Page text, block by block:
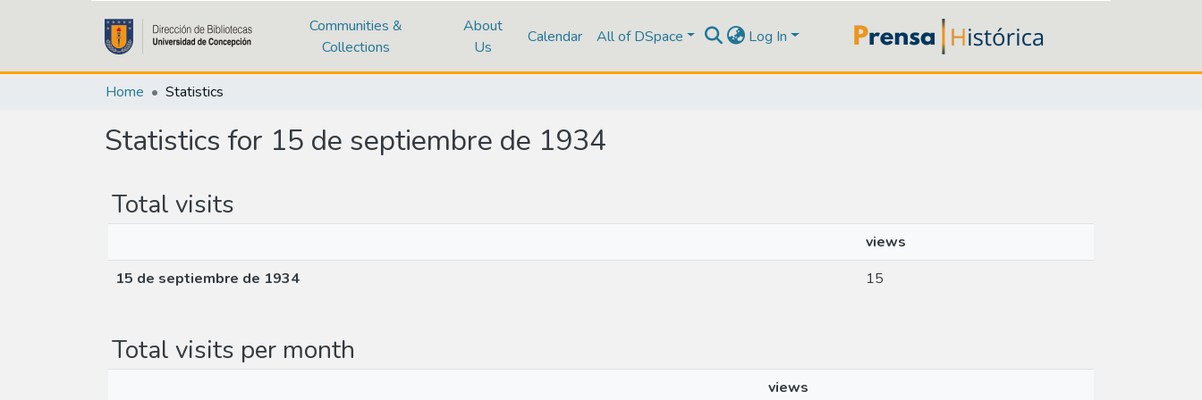
Communities &
Collections
About
Us
Calendar All of DSpace Log In
Home Statistics
Statistics for 15 de septiembre de 1934
Total visits
views
15 de septiembre de 1934
15
Total visits per month
views